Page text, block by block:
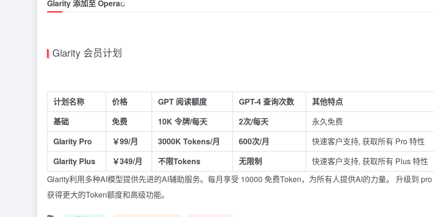
Glarity 添加至 Opera
Glarity 会员计划
计划名称 价格 GPT 阅读额度 GPT-4 查询次数
其他特点
基础
免费 10K 令牌/每天 2次/每天
永久免费
Glarity Pro
￥99/月 3000K Tokens/月 600次/月
快速客户支持, 获取所有 Pro 特性
Glarity Plus
￥349/月 不限Tokens 无限制
快速客户支持, 获取所有 Plus 特性
Glarity利用多种AI模型提供先进的AI辅助服务。每月享受 10000 免费Token，为所有人提供AI的力量。 升级到 pro
获得更大的Token额度和高级功能。